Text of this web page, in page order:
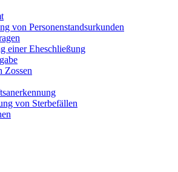
von Personenstandsurkunden
einer Eheschließung
Zossen
von Sterbefällen